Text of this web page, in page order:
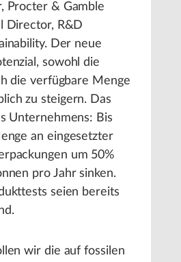
Procter & Gamble
Director, R&D
Der neue
sowohl die
die verfügbare Menge
zu steigern. Das
Unternehmens: Bis
an eingesetzter
um 50%
pro Jahr sinken.
seien bereits
wir die auf fossilen